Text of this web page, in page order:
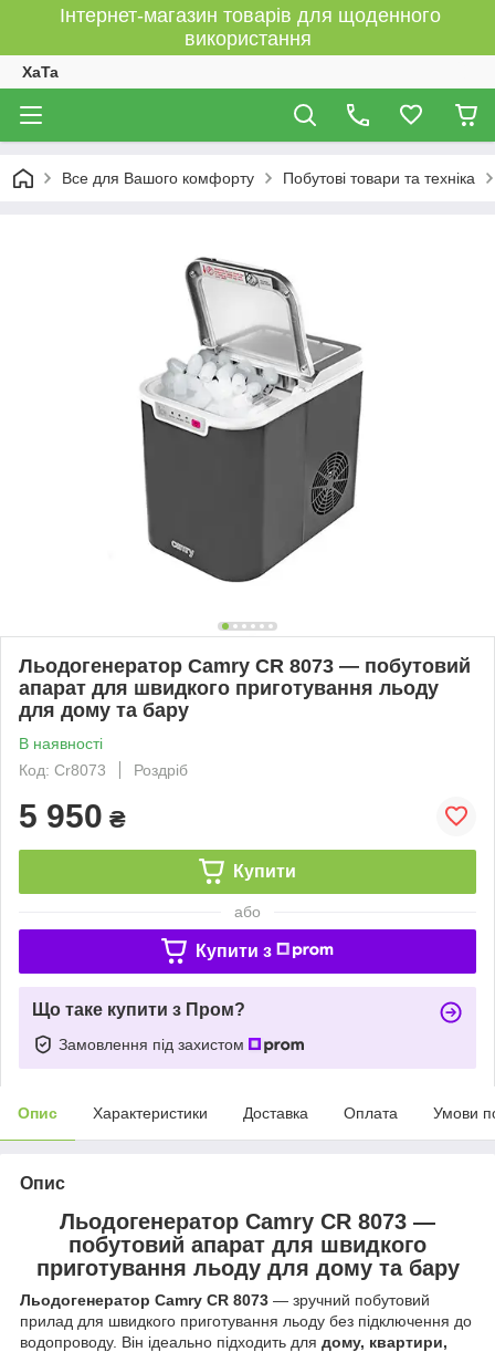
Інтернет-магазин товарів для щоденного
використання
XaTa
Все для Вашого комфорту Побутові товари та техніка
Льодогенератор Camry CR 8073 — побутовий
апарат для швидкого приготування льоду
для дому та бару
В наявності
Код: Cr8073
Роздріб
5 950 ₴
Купити
або
Купити з
Що таке купити з Пром?
Замовлення під захистом
Опис Характеристики Доставка Оплата Умови
Опис
Льодогенератор Camry CR 8073 —
побутовий апарат для швидкого
приготування льоду для дому та бару
Льодогенератор Camry CR 8073 — зручний побутовий
прилад для швидкого приготування льоду без підключення до
водопроводу. Він ідеально підходить для дому, квартири,